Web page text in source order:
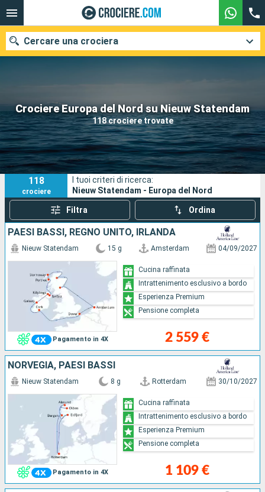
Crociere Europa del Nord su Nieuw Statendam
118 crociere trovate
Cercare una crociera
Le nostre destinazioni
Mesi di partenza
Porti Compagnie
Ricerca
118
crociere
I tuoi criteri di ricerca:
Nieuw Statendam - Europa del Nord
Filtra Ordina
PAESI BASSI, REGNO UNITO, IRLANDA
Pagamento in 4X
Nieuw Statendam 15 g Amsterdam 04/09/2027
2 559 €
Cucina raffinata
Intrattenimento esclusivo a bordo
Esperienza Premium
Pensione completa
NORVEGIA, PAESI BASSI
Pagamento in 4X
Nieuw Statendam 8 g Rotterdam 30/10/2027
1 109 €
Cucina raffinata
Intrattenimento esclusivo a bordo
Esperienza Premium
Pensione completa